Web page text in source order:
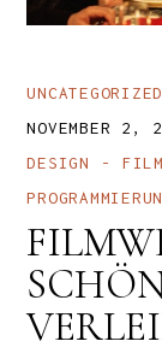
UNCATEGORIZED
NOVEMBER 2,
DESIGN